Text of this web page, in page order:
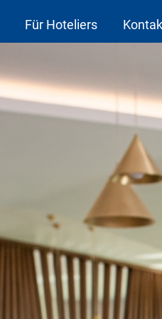
Für Hoteliers